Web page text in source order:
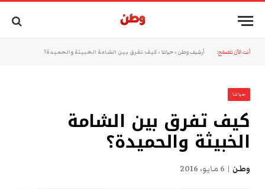
أنت الآن تتصفح: أرشيف وطن »حياتنا »كيف تفرق بين الشامة الخبيثة والحميدة؟
حياتنا
كيف تفرق بين الشامة
الخبيثة والحميدة؟
وطن 6 مايو، 2016